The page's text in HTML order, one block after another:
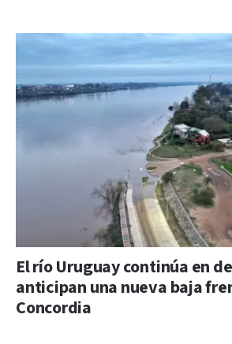
El río Uruguay continúa en
anticipan una nueva baja
Concordia